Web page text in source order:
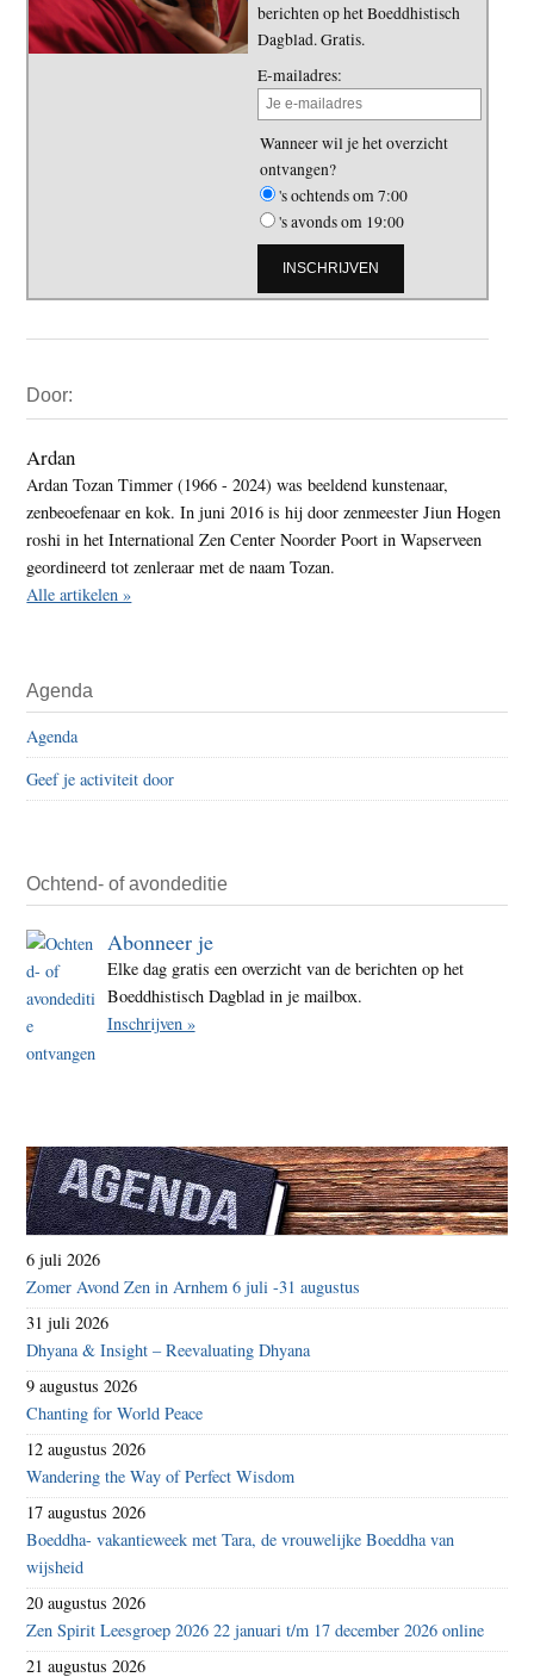
berichten op het Boeddhistisch
Dagblad. Gratis.
E-mailadres:
Wanneer wil je het overzicht
ontvangen?
's ochtends om 7:00
's avonds om 19:00
Sidebar
Door:
Ardan
Ardan Tozan Timmer (1966 - 2024) was beeldend kunstenaar,
zenbeoefenaar en kok. In juni 2016 is hij door zenmeester Jiun Hogen
roshi in het International Zen Center Noorder Poort in Wapserveen
geordineerd tot zenleraar met de naam Tozan.
Alle artikelen »
Agenda
Agenda
Geef je activiteit door
Ochtend- of avondeditie
Abonneer je
Elke dag gratis een overzicht van de berichten op het
Boeddhistisch Dagblad in je mailbox.
Inschrijven »
6 juli 2026
Zomer Avond Zen in Arnhem 6 juli -31 augustus
31 juli 2026
Dhyana & Insight – Reevaluating Dhyana
9 augustus 2026
Chanting for World Peace
12 augustus 2026
Wandering the Way of Perfect Wisdom
17 augustus 2026
Boeddha- vakantieweek met Tara, de vrouwelijke Boeddha van
wijsheid
20 augustus 2026
Zen Spirit Leesgroep 2026 22 januari t/m 17 december 2026 online
21 augustus 2026